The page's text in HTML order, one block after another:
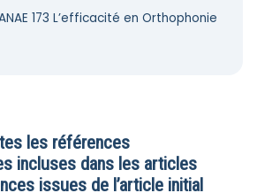
173 L’efficacité en Orthophonie
les références
incluses dans les articles
issues de l’article initial